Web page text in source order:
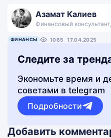
Азамат Калиев
Финансовый
ФИНАНСЫ 1065 17.04.2025
Следите за
Экономьте время и
советами в telegram
Подробности
Добавить